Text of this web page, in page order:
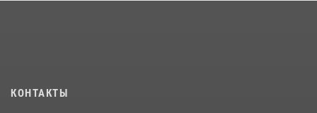
16 июля 2026, 01:13
КОНТАКТЫ